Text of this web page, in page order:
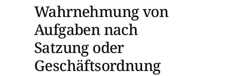
Wahrnehmung von
Aufgaben nach
Satzung oder
Geschäftsordnung